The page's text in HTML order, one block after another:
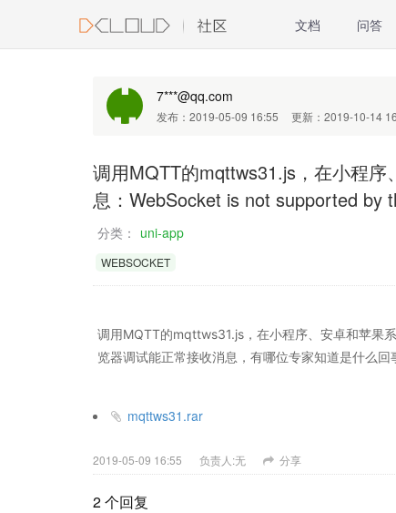
文档 问答
7***@qq.com
发布：2019-05-09 16:55 更新：2019-10-14
调用MQTT的mqttws31.js，在小程
息：WebSocket is not supported by
分类： uni-app
WEBSOCKET
调用MQTT的mqttws31.js，在小程序、安卓和苹
览器调试能正常接收消息，有哪位专家知道是什么
mqttws31.rar
2019-05-09 16:55 负责人:无 分享
2 个回复